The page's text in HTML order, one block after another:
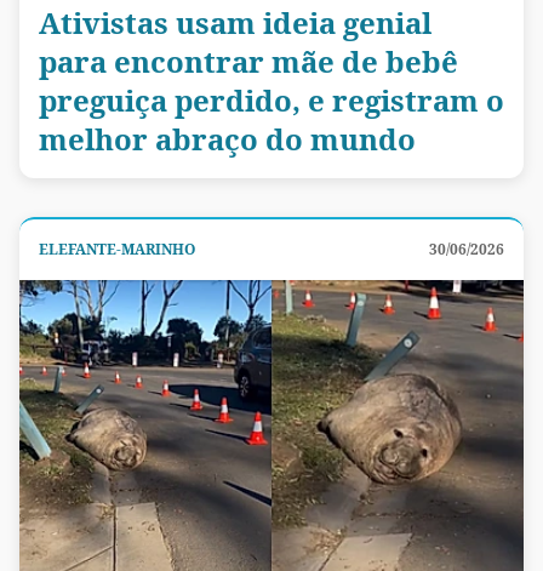
Ativistas usam ideia genial
para encontrar mãe de bebê
preguiça perdido, e registram o
melhor abraço do mundo
ELEFANTE-MARINHO 30/06/2026